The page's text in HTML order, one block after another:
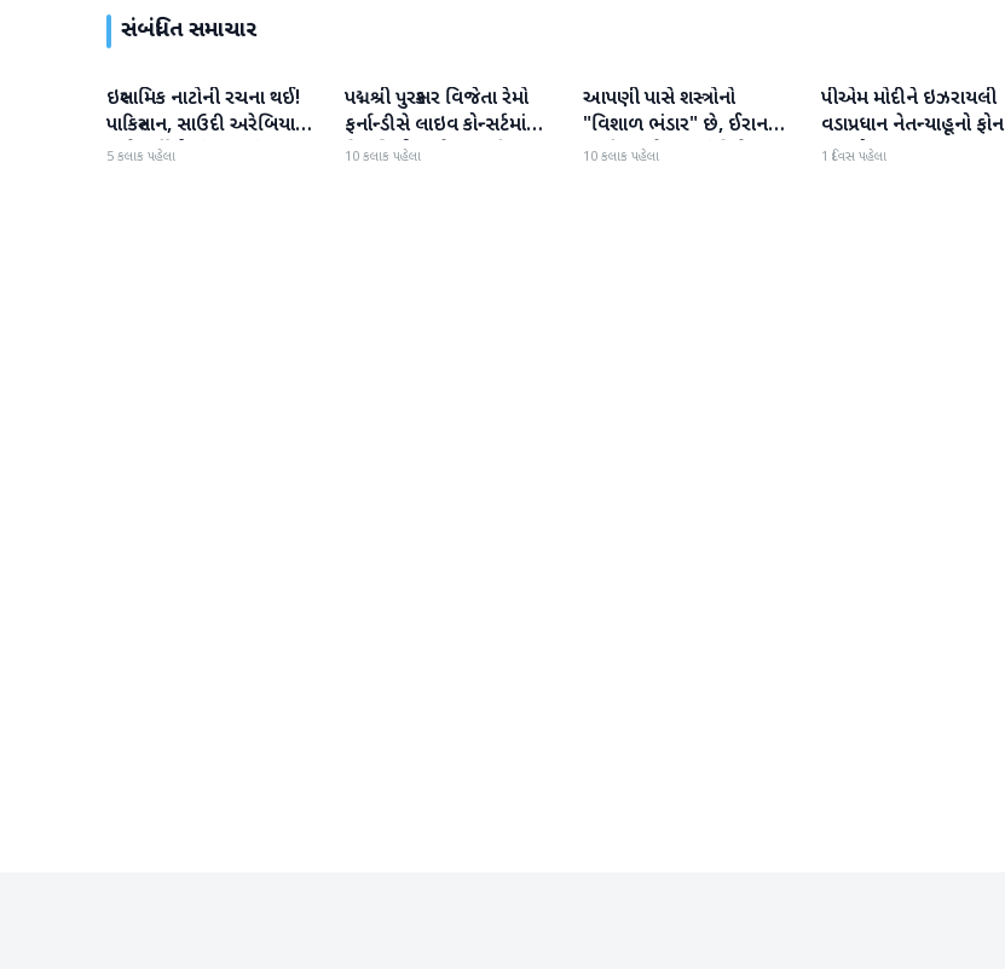
સંબંધિત સમાચાર
આંતરરાષ્ટ્રીય
ઇસ્લામિક નાટોની રચના થઈ!
પાકિસ્તાન, સાઉદી અરેબિયા
અને તુર્કીએ સંયુક્ત સંરક્ષણ
5 કલાક પહેલા
આંતરરાષ્ટ્રીય
પદ્મશ્રી પુરસ્કાર વિજેતા રેમો
ફર્નાન્ડીસે લાઇવ કોન્સર્ટમાંથી
નિવૃત્તિની જાહેરાત કરી
10 કલાક પહેલા
આંતરરાષ્ટ્રીય
આપણી પાસે શસ્ત્રોનો
"વિશાળ ભંડાર" છે, ઈરાન
"ગરીબ" છે, ટ્રમ્પનું નિવેદન
10 કલાક પહેલા
આંતરરાષ્ટ્રીય
પીએમ મોદીને ઇઝરાયલી
વડાપ્રધાન નેતન્યાહૂનો ફોન
આવ્યો
1 દિવસ પહેલા